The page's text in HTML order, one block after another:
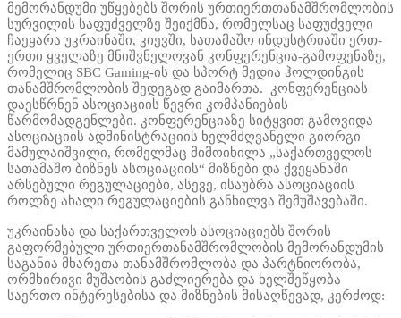
მემორანდუმი უწყებებს შორის ურთიერთთანამშრომლობის
სურვილის საფუძველზე შეიქმნა, რომელსაც საფუძველი
ჩაეყარა უკრაინაში, კიევში, სათამაშო ინდუსტრიაში ერთ-
ერთი ყველაზე მნიშვნელოვან კონფერენცია-გამოფენაზე,
რომელიც SBC Gaming-ის და სპორტ მედია ჰოლდინგის
თანამშრომლობის შედეგად გაიმართა. კონფერენციას
დაესწრნენ ასოციაციის წევრი კომპანიების
წარმომადგენლები. კონფერენციაზე სიტყვით გამოვიდა
ასოციაციის ადმინისტრაციის ხელმძღვანელი გიორგი
მამულაიშვილი, რომელმაც მიმოიხილა „საქართველოს
სათამაშო ბიზნეს ასოციაციის“ მიზნები და ქვეყანაში
არსებული რეგულაციები, ასევე, ისაუბრა ასოციაციის
როლზე ახალი რეგულაციების განხილვა შემუშავებაში.
უკრაინასა და საქართველოს ასოციაციებს შორის
გაფორმებული ურთიერთანამშრომლობის მემორანდუმის
საგანია მხარეთა თანამშრომლობა და პარტნიორობა,
ორმხირივი მუშაობის გაძლიერება და ხელშეწყობა
საერთო ინტერესებისა და მიზნების მისაღწევად, კერძოდ: